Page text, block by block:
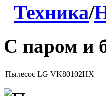
Техника/
С паром и
Пылесос LG VK80102HX